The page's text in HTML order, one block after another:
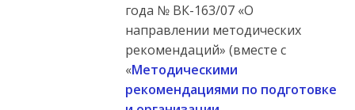
года № ВК-163/07 «О
направлении методических
рекомендаций» (вместе с
«Методическими
рекомендациями по подготовке